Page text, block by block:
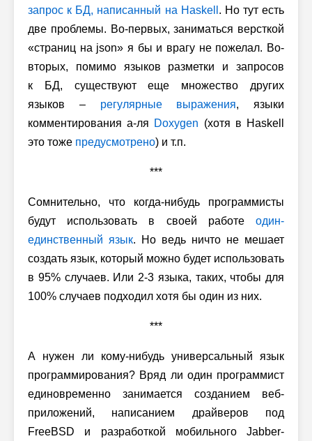
запрос к БД, написанный на Haskell . Но тут есть
две проблемы. Во-первых, заниматься версткой
«страниц на json» я бы и врагу не пожелал. Во-
вторых, помимо языков разметки и запросов
к БД, существуют еще множество других
языков – регулярные выражения, языки
комментирования а-ля Doxygen (хотя в Haskell
это тоже предусмотрено) и т.п.
***
Сомнительно, что когда-нибудь программисты
будут использовать в своей работе один-
единственный язык. Но ведь ничто не мешает
создать язык, который можно будет использовать
в 95% случаев. Или 2-3 языка, таких, чтобы для
100% случаев подходил хотя бы один из них.
***
А нужен ли кому-нибудь универсальный язык
программирования? Вряд ли один программист
единовременно занимается созданием веб-
приложений, написанием драйверов под
FreeBSD и разработкой мобильного Jabber-